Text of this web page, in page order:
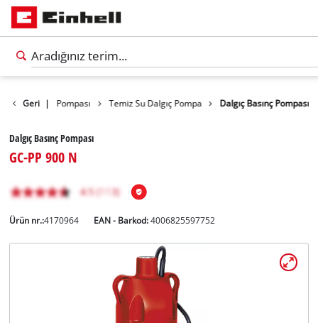
Geri |Su Pompası Temiz Su Dalgıç Pompa Dalgıç Basınç Pompası
Dalgıç Basınç Pompası
GC-PP 900 N
Ürün nr.:4170964 EAN - Barkod:4006825597752